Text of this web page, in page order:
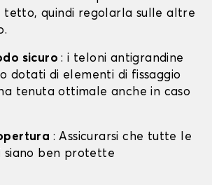
tetto, quindi regolarla sulle altre
sicuro: i teloni antigrandine
dotati di elementi di fissaggio
tenuta ottimale anche in caso
: Assicurarsi che tutte le
siano ben protette